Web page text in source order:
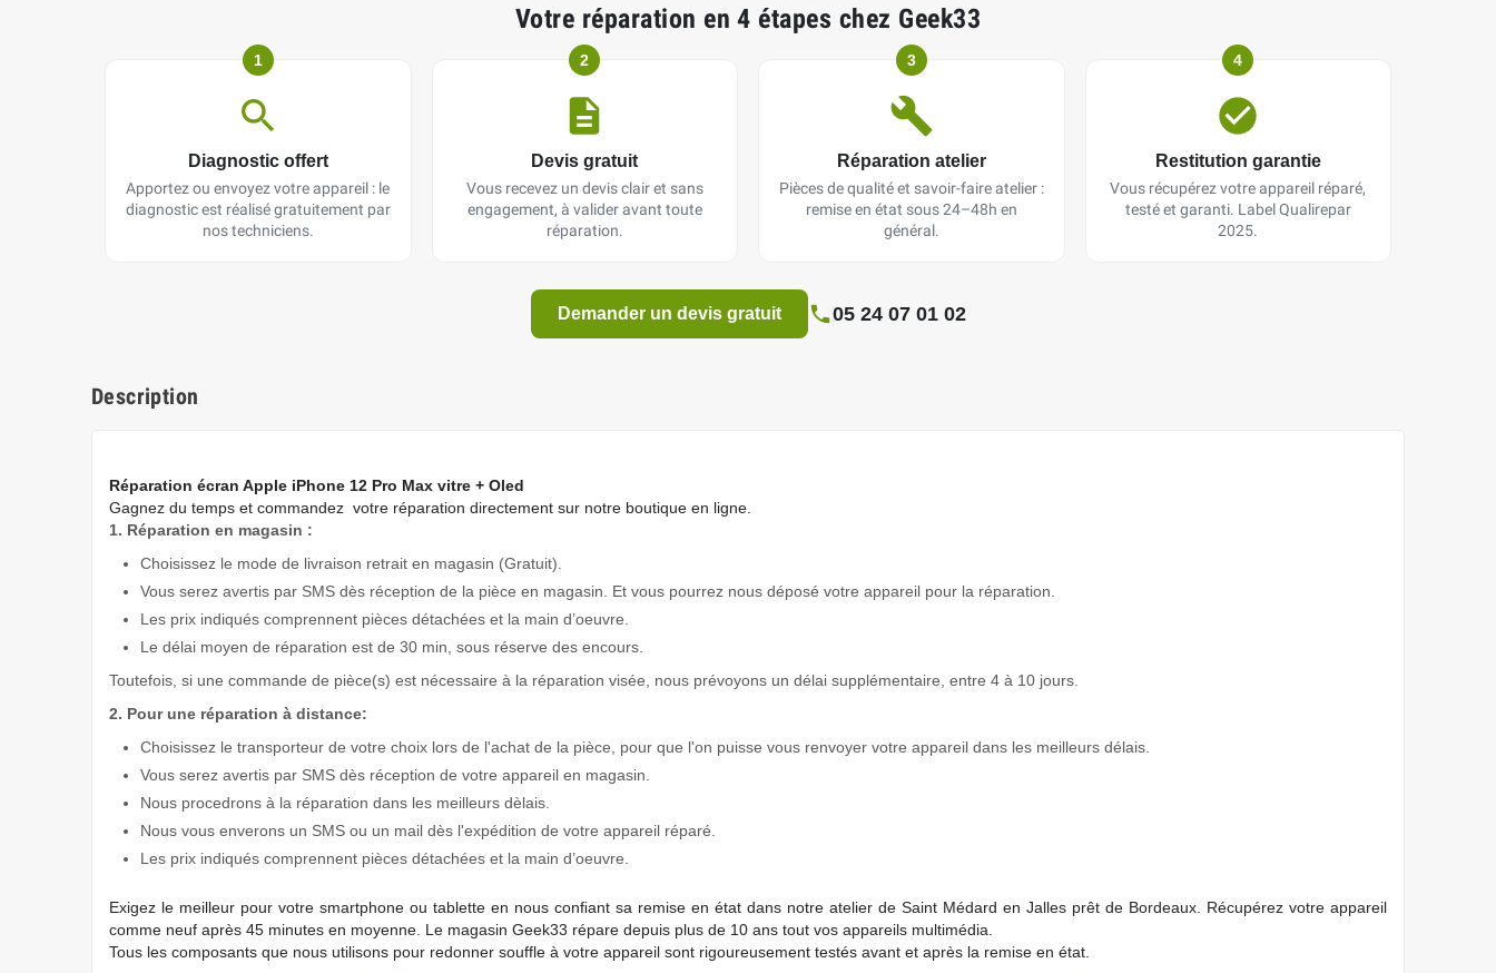
Votre réparation en 4 étapes chez Geek33
1
Diagnostic offert
Apportez ou envoyez votre appareil : le
diagnostic est réalisé gratuitement par
nos techniciens.
2
Devis gratuit
Vous recevez un devis clair et sans
engagement, à valider avant toute
réparation.
3
Réparation atelier
Pièces de qualité et savoir-faire atelier :
remise en état sous 24–48h en
général.
4
Restitution garantie
Vous récupérez votre appareil réparé,
testé et garanti. Label Qualirepar
2025.
Demander un devis gratuit 05 24 07 01 02
Description
Réparation écran Apple iPhone 12 Pro Max vitre + Oled
Gagnez du temps et commandez votre réparation directement sur notre boutique en ligne.
1. Réparation en magasin :
Choisissez le mode de livraison retrait en magasin (Gratuit).
Vous serez avertis par SMS dès réception de la pièce en magasin. Et vous pourrez nous déposé votre appareil pour la réparation.
Les prix indiqués comprennent pièces détachées et la main d’oeuvre.
Le délai moyen de réparation est de 30 min, sous réserve des encours.
Toutefois, si une commande de pièce(s) est nécessaire à la réparation visée, nous prévoyons un délai supplémentaire, entre 4 à 10 jours.
2. Pour une réparation à distance:
Choisissez le transporteur de votre choix lors de l'achat de la pièce, pour que l'on puisse vous renvoyer votre appareil dans les meilleurs délais.
Vous serez avertis par SMS dès réception de votre appareil en magasin.
Nous procedrons à la réparation dans les meilleurs dèlais.
Nous vous enverons un SMS ou un mail dès l'expédition de votre appareil réparé.
Les prix indiqués comprennent pièces détachées et la main d’oeuvre.
Exigez le meilleur pour votre smartphone ou tablette en nous conﬁant sa remise en état dans notre atelier de Saint Médard en Jalles prêt de Bordeaux. Récupérez votre appareil
comme neuf après 45 minutes en moyenne. Le magasin Geek33 répare depuis plus de 10 ans tout vos appareils multimédia.
Tous les composants que nous utilisons pour redonner souffle à votre appareil sont rigoureusement testés avant et après la remise en état.